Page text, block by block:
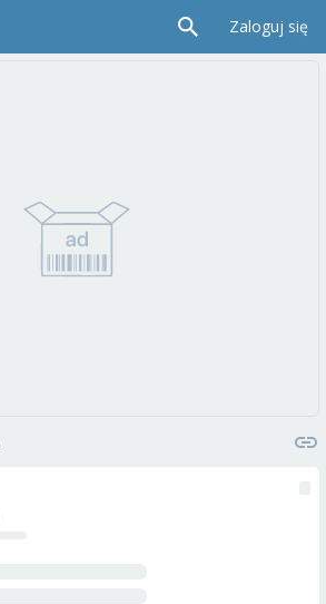
Zaloguj się